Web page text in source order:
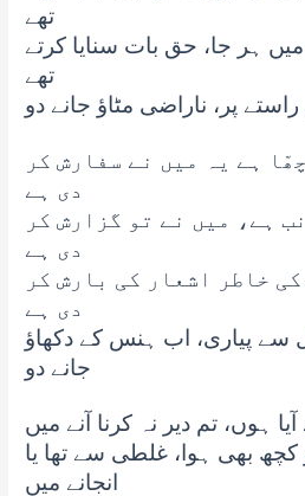
تھے
ہر جا، حق بات سنایا کرتے
تھے
پر، ناراضی مٹاؤ جانے دو
ہے یہ میں نے سفارش کر
دی ہے
ہے، میں نے تو گزارش کر
دی ہے
خاطر اشعار کی بارش کر
دی ہے
پیاری، اب ہنس کے دکھاؤ
جانے دو
ہوں، تم دیر نہ کرنا آنے میں
بھی ہوا، غلطی سے تھا یا
انجانے میں